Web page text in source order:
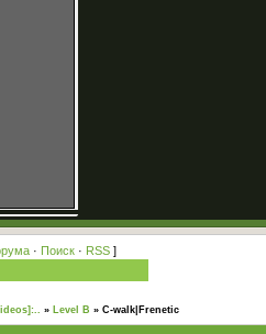
· Поиск· RSS]
» Level B » C-walk|Frenetic